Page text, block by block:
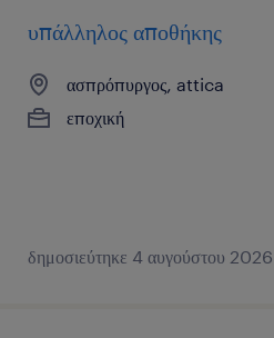
υπάλληλος αποθήκης
ασπρόπυργος, attica
εποχική
δημοσιεύτηκε 4 αυγούστου 2026